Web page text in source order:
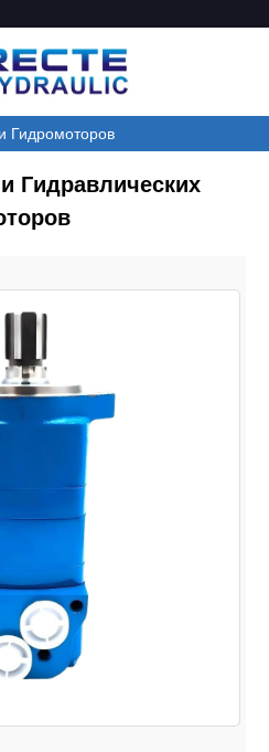
Гидромоторов
Гидравлических